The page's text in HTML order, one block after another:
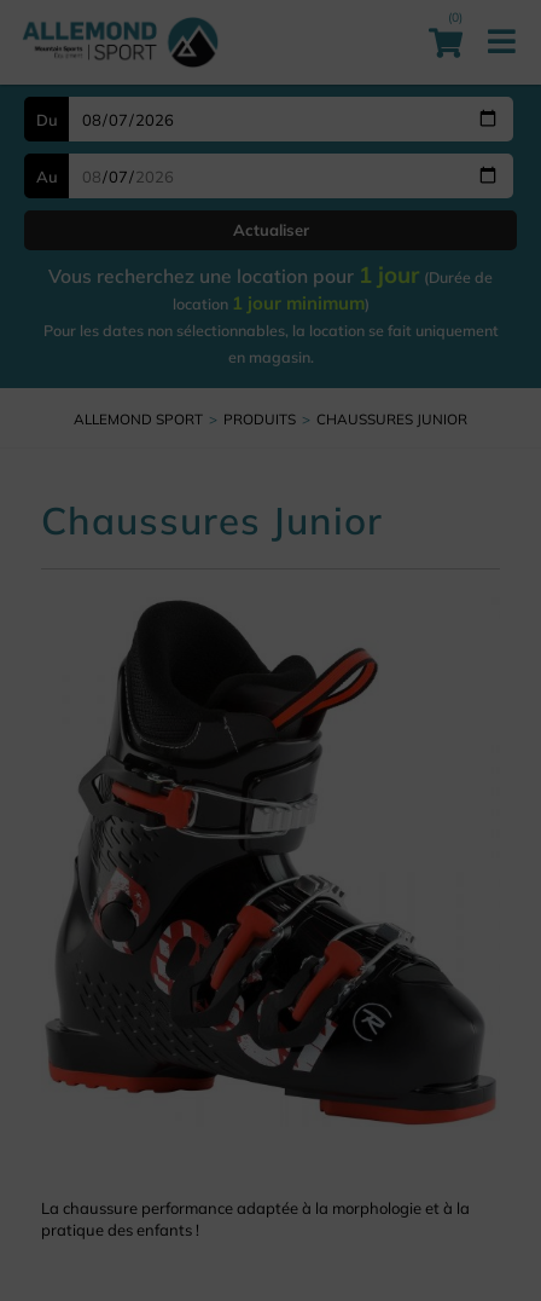
(0)
Du
Au
Actualiser
Vous recherchez une location pour 1 jour (Durée de
location 1 jour minimum)
Pour les dates non sélectionnables, la location se fait uniquement
en magasin.
ALLEMOND SPORT PRODUITS CHAUSSURES JUNIOR
Chaussures Junior
La chaussure performance adaptée à la morphologie et à la
pratique des enfants !